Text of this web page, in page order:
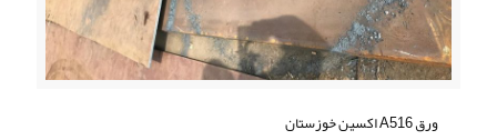
ورق A516 اکسین خوزستان